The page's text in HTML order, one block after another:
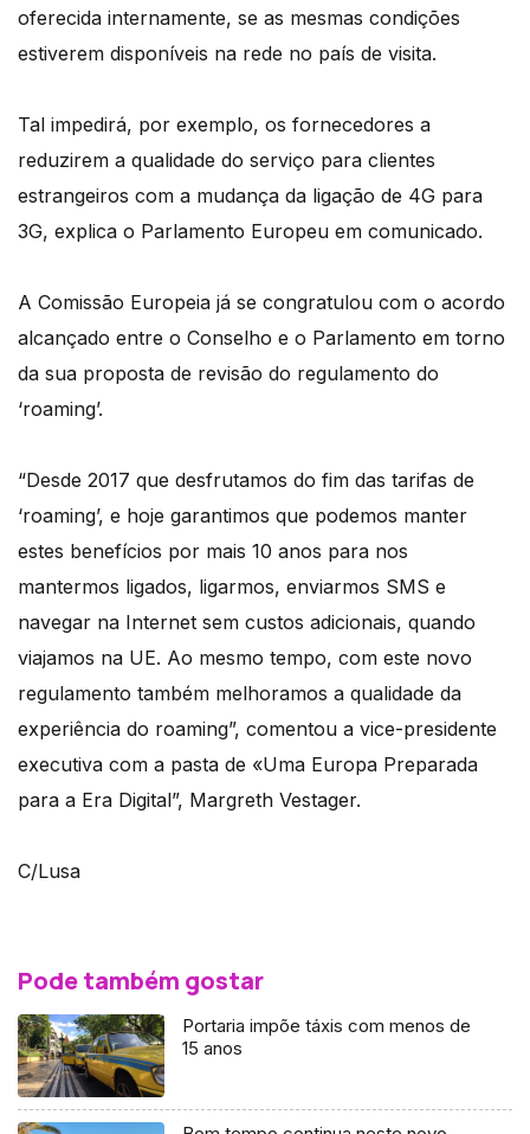
oferecida internamente, se as mesmas condições
estiverem disponíveis na rede no país de visita.
Tal impedirá, por exemplo, os fornecedores a
reduzirem a qualidade do serviço para clientes
estrangeiros com a mudança da ligação de 4G para
3G, explica o Parlamento Europeu em comunicado.
A Comissão Europeia já se congratulou com o acordo
alcançado entre o Conselho e o Parlamento em torno
da sua proposta de revisão do regulamento do
‘roaming’.
“Desde 2017 que desfrutamos do fim das tarifas de
‘roaming’, e hoje garantimos que podemos manter
estes benefícios por mais 10 anos para nos
mantermos ligados, ligarmos, enviarmos SMS e
navegar na Internet sem custos adicionais, quando
viajamos na UE. Ao mesmo tempo, com este novo
regulamento também melhoramos a qualidade da
experiência do roaming”, comentou a vice-presidente
executiva com a pasta de «Uma Europa Preparada
para a Era Digital”, Margreth Vestager.
C/Lusa
Pode também gostar
Portaria impõe táxis com menos de
15 anos